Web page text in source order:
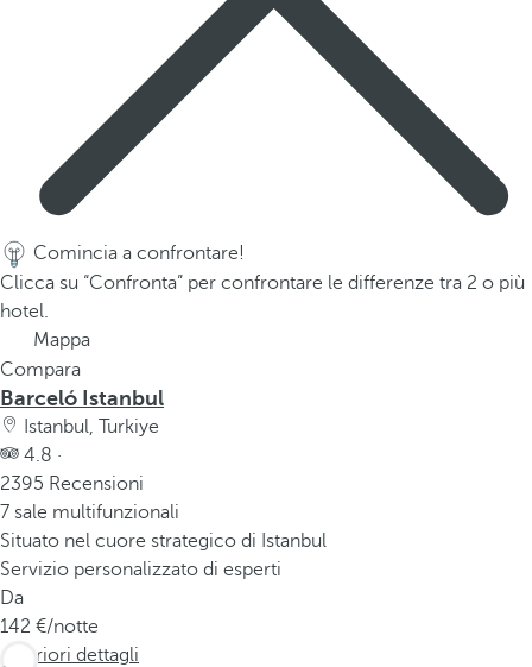
Comincia a confrontare!
Clicca su “Confronta” per confrontare le differenze tra 2 o più
hotel.
Mappa
Compara
Barceló Istanbul
Istanbul, Turkiye
4.8 ·
2395 Recensioni
7 sale multifunzionali
Situato nel cuore strategico di Istanbul
Servizio personalizzato di esperti
Da
142
/notte
Ulteriori dettagli